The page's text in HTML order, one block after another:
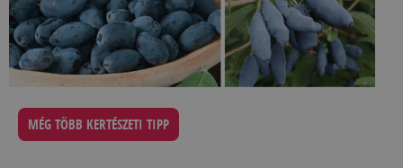
MÉG TÖBB KERTÉSZETI TIPP